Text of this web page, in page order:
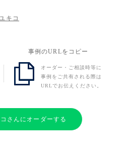
キコ
事例のURLをコピー
オーダー・ご相談時等に
事例をご共有される際は
URLでお伝えください。
さんにオーダーする